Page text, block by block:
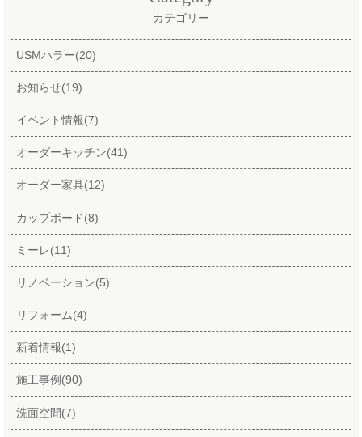
カテゴリー
USMハラー(20)
お知らせ(19)
イベント情報(7)
オーダーキッチン(41)
オーダー家具(12)
カップボード(8)
ミーレ(11)
リノベーション(5)
リフォーム(4)
新着情報(1)
施工事例(90)
洗面空間(7)